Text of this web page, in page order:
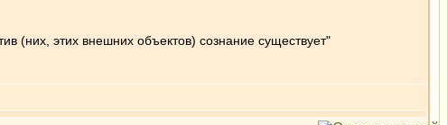
(них, этих внешних объектов) сознание существует"